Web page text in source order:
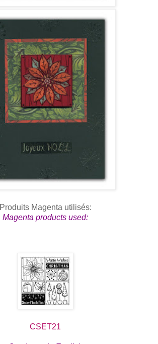
Produits Magenta utilisés:
Magenta products used:
CSET21